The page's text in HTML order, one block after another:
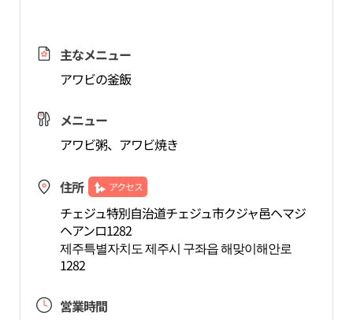
主なメニュー
アワビの釜飯
メニュー
アワビ粥、アワビ焼き
住所 アクセス
チェジュ特別自治道チェジュ市クジャ邑ヘマジ
ヘアンロ1282
제주특별자치도 제주시 구좌읍 해맞이해안로
1282
営業時間